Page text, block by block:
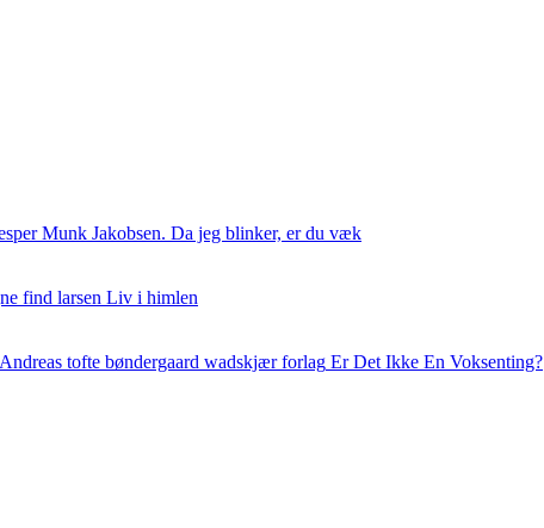
Da jeg blinker, er du væk
Liv i himlen
Er Det Ikke En Voksenting?